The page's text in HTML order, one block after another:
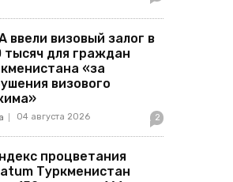
ввели визовый залог в
тысяч для граждан
«за
визового
04 августа 2026 2
процветания
Туркменистан